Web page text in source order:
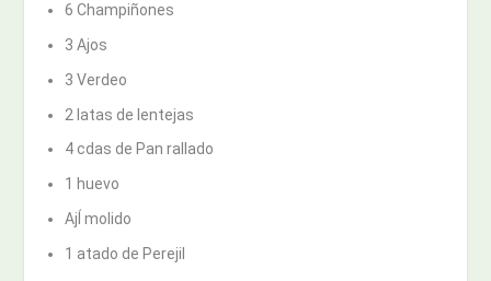
6 Champiñones
3 Ajos
3 Verdeo
2 latas de lentejas
4 cdas de Pan rallado
1 huevo
AjÍ molido
1 atado de Perejil